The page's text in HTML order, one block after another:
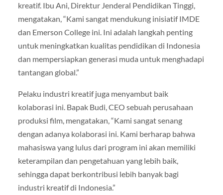
kreatif. Ibu Ani, Direktur Jenderal Pendidikan Tinggi,
mengatakan, “Kami sangat mendukung inisiatif IMDE
dan Emerson College ini. Ini adalah langkah penting
untuk meningkatkan kualitas pendidikan di Indonesia
dan mempersiapkan generasi muda untuk menghadapi
tantangan global.”
Pelaku industri kreatif juga menyambut baik
kolaborasi ini. Bapak Budi, CEO sebuah perusahaan
produksi film, mengatakan, “Kami sangat senang
dengan adanya kolaborasi ini. Kami berharap bahwa
mahasiswa yang lulus dari program ini akan memiliki
keterampilan dan pengetahuan yang lebih baik,
sehingga dapat berkontribusi lebih banyak bagi
industri kreatif di Indonesia.”